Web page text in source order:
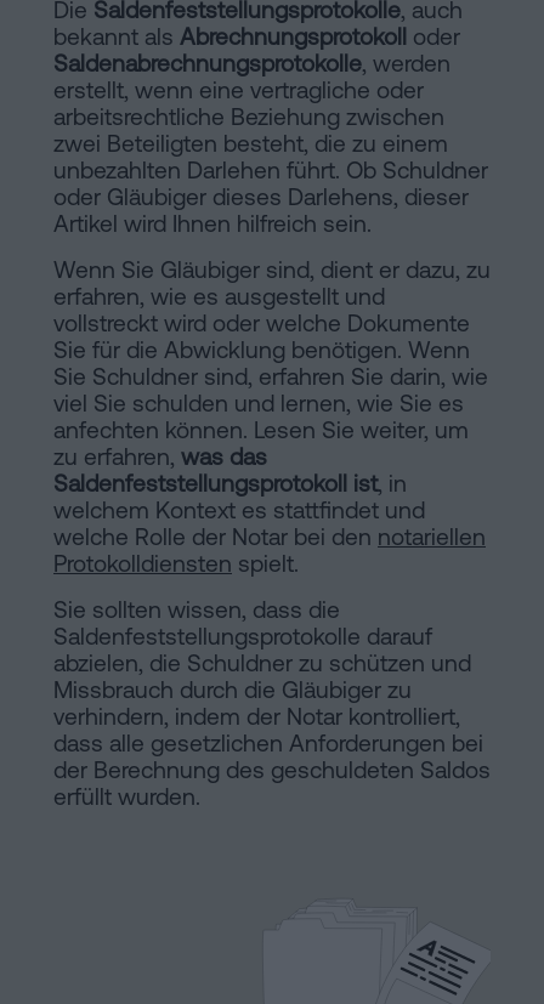
Installationen
Online-
Notariat
Blog
Kontaktieren
Rechtlicher
Hinweis
Cookie-
Richtlinie
Manifest
Rechtliche
und
Auflösung
einer
eingetragenen
Lebenspartnerschaft
in
Barcelona
Online-
Notariat
Handels-
und
Gesellschaftsrecht
Eine
Erbschaft
in
fünf
Schritten
Kann
man
eine
Hypothek
ohne
Wohnbescheinigung
Die Saldenfeststellungsprotokolle, auch
bekannt als Abrechnungsprotokoll
oder
Saldenabrechnungsprotokolle, werden
erstellt, wenn eine vertragliche oder
arbeitsrechtliche Beziehung zwischen
zwei Beteiligten besteht, die zu einem
unbezahlten Darlehen führt. Ob Schuldner
oder Gläubiger dieses Darlehens, dieser
Artikel wird Ihnen hilfreich sein.
Wenn Sie Gläubiger sind, dient er dazu, zu
erfahren, wie es ausgestellt und
vollstreckt wird oder welche Dokumente
Sie für die Abwicklung benötigen. Wenn
Sie Schuldner sind, erfahren Sie darin, wie
viel Sie schulden und lernen, wie Sie es
anfechten können. Lesen Sie weiter, um
zu erfahren, was das
Saldenfeststellungsprotokoll ist, in
welchem Kontext es stattfindet und
welche Rolle der Notar bei den notariellen
Protokolldiensten spielt.
Sie sollten wissen, dass die
Saldenfeststellungsprotokolle darauf
abzielen, die Schuldner zu schützen und
Missbrauch durch die Gläubiger zu
verhindern, indem der Notar kontrolliert,
dass alle gesetzlichen Anforderungen bei
der Berechnung des geschuldeten Saldos
erfüllt wurden.